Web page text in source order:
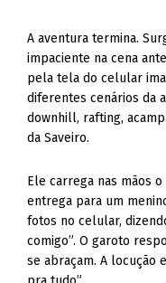
A aventura termina.
impaciente na cena
pela tela do celular
diferentes cenários da
downhill, rafting,
da Saveiro.
Ele carrega nas mãos
entrega para um
fotos no celular,
comigo”. O garoto
se abraçam. A locução